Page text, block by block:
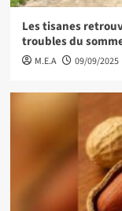
Les tisanes
troubles du
M.E.A 09/09/2025